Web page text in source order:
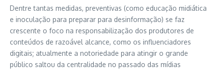
Dentre tantas medidas, preventivas (como educação midiática
e inoculação para preparar para desinformação) se faz
crescente o foco na responsabilização dos produtores de
conteúdos de razoável alcance, como os influenciadores
digitais; atualmente a notoriedade para atingir o grande
público saltou da centralidade no passado das mídias